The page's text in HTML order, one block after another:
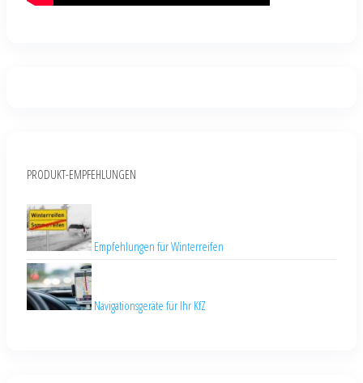
PRODUKT-EMPFEHLUNGEN
Empfehlungen für Winterreifen
Navigationsgeräte für Ihr KfZ